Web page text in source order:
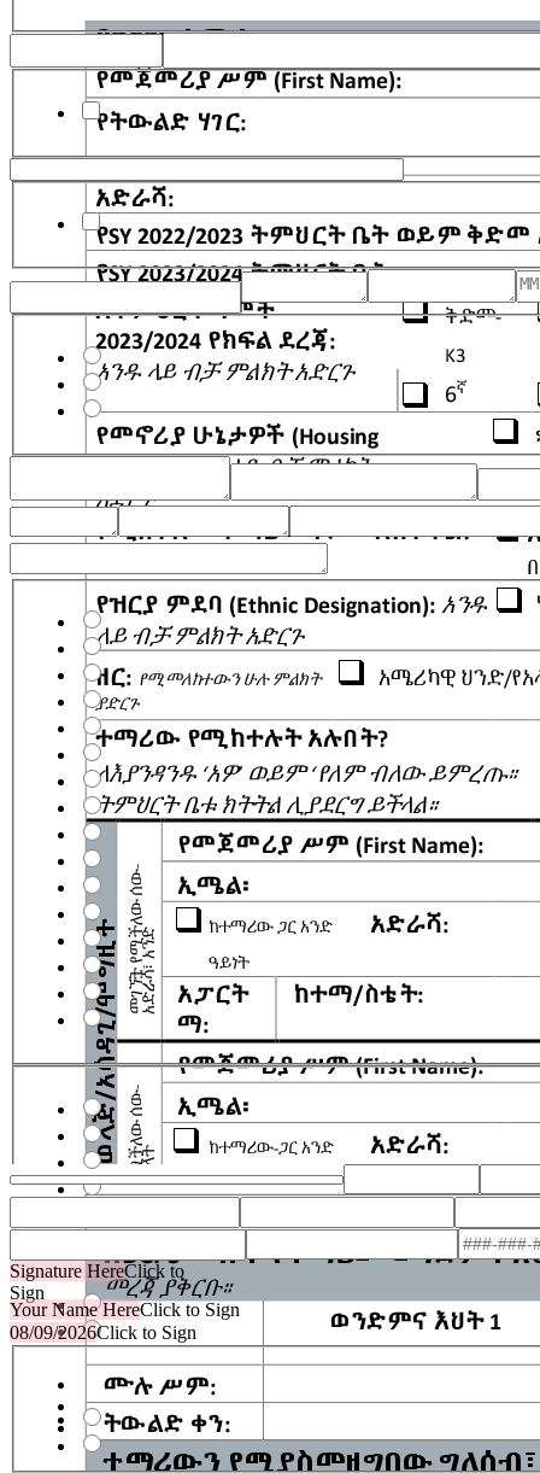
Same as student Contact 1
Same as student Contact 2
Housing Status
In or awaiting foster care
Unaccompanied Youth
Signature HereClick to
Sign
Your Name HereClick to Sign
08/09/2026Click to Sign
Attendance Boundary